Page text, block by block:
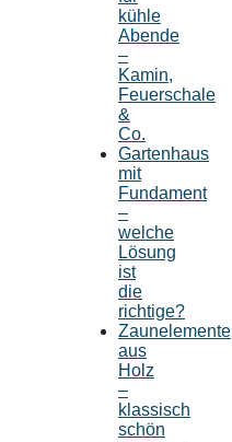
kühle
Abende
–
Kamin,
Feuerschale
&
Co.
Gartenhaus
mit
Fundament
–
welche
Lösung
ist
die
richtige?
Zaunelemente
aus
Holz
–
klassisch
schön